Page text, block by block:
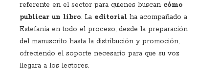
referente en el sector para quienes buscan cómo
publicar un libro. La editorial ha acompañado a
Estefanía en todo el proceso, desde la preparación
del manuscrito hasta la distribución y promoción,
ofreciendo el soporte necesario para que su voz
llegara a los lectores.